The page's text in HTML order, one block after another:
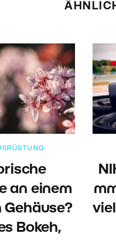
an einem
Bokeh,